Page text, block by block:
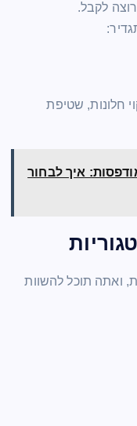
לקבל.
חלונות, שטיפת
איך לבחור
ואתה תוכל להשוות